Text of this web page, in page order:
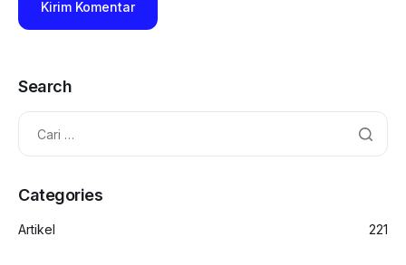
Search
Categories
Artikel 221